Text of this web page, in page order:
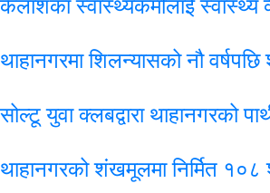
कैलाशका स्वास्थ्यकर्मीलाई
थाहानगरमा शिलन्यासको नौ
सोल्टू युवा क्लबद्वारा थाहानगरको
थाहानगरको शंखमूलमा निर्मित १०८